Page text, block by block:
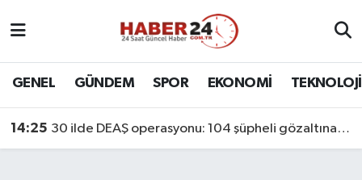
GENEL GÜNDEM SPOR EKONOMİ TEKNOLOJİ
14:25 30 ilde DEAŞ operasyonu: 104 şüpheli gözaltına alındı
Nöbetçi Eczaneler